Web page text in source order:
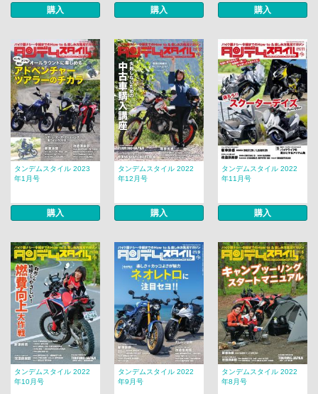
購入 購入 購入
タンデムスタイル 2023
年1月号
購入
タンデムスタイル 2022
年12月号
購入
タンデムスタイル 2022
年11月号
購入
タンデムスタイル 2022
年10月号
タンデムスタイル 2022
年9月号
タンデムスタイル 2022
年8月号